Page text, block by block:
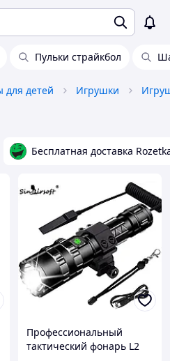
Пульки страйкбол
для детей Игрушки
Бесплатная доставка
Профессиональный
тактический фонарь L2